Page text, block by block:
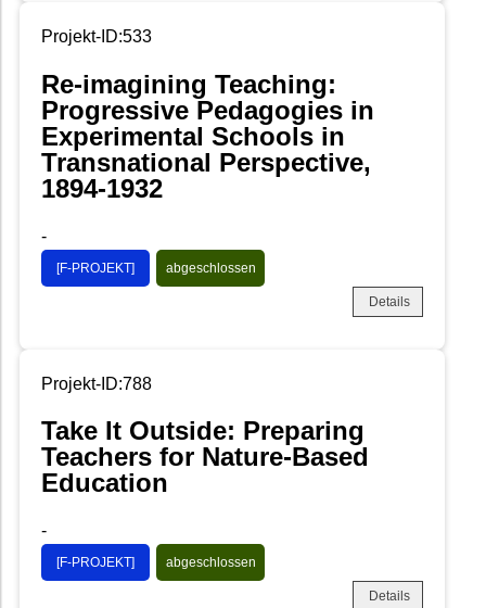
Projekt-ID:533
Re-imagining Teaching:
Progressive Pedagogies in
Experimental Schools in
Transnational Perspective,
1894-1932
-
[F-PROJEKT] abgeschlossen
Details
Projekt-ID:788
Take It Outside: Preparing
Teachers for Nature-Based
Education
-
[F-PROJEKT] abgeschlossen
Details